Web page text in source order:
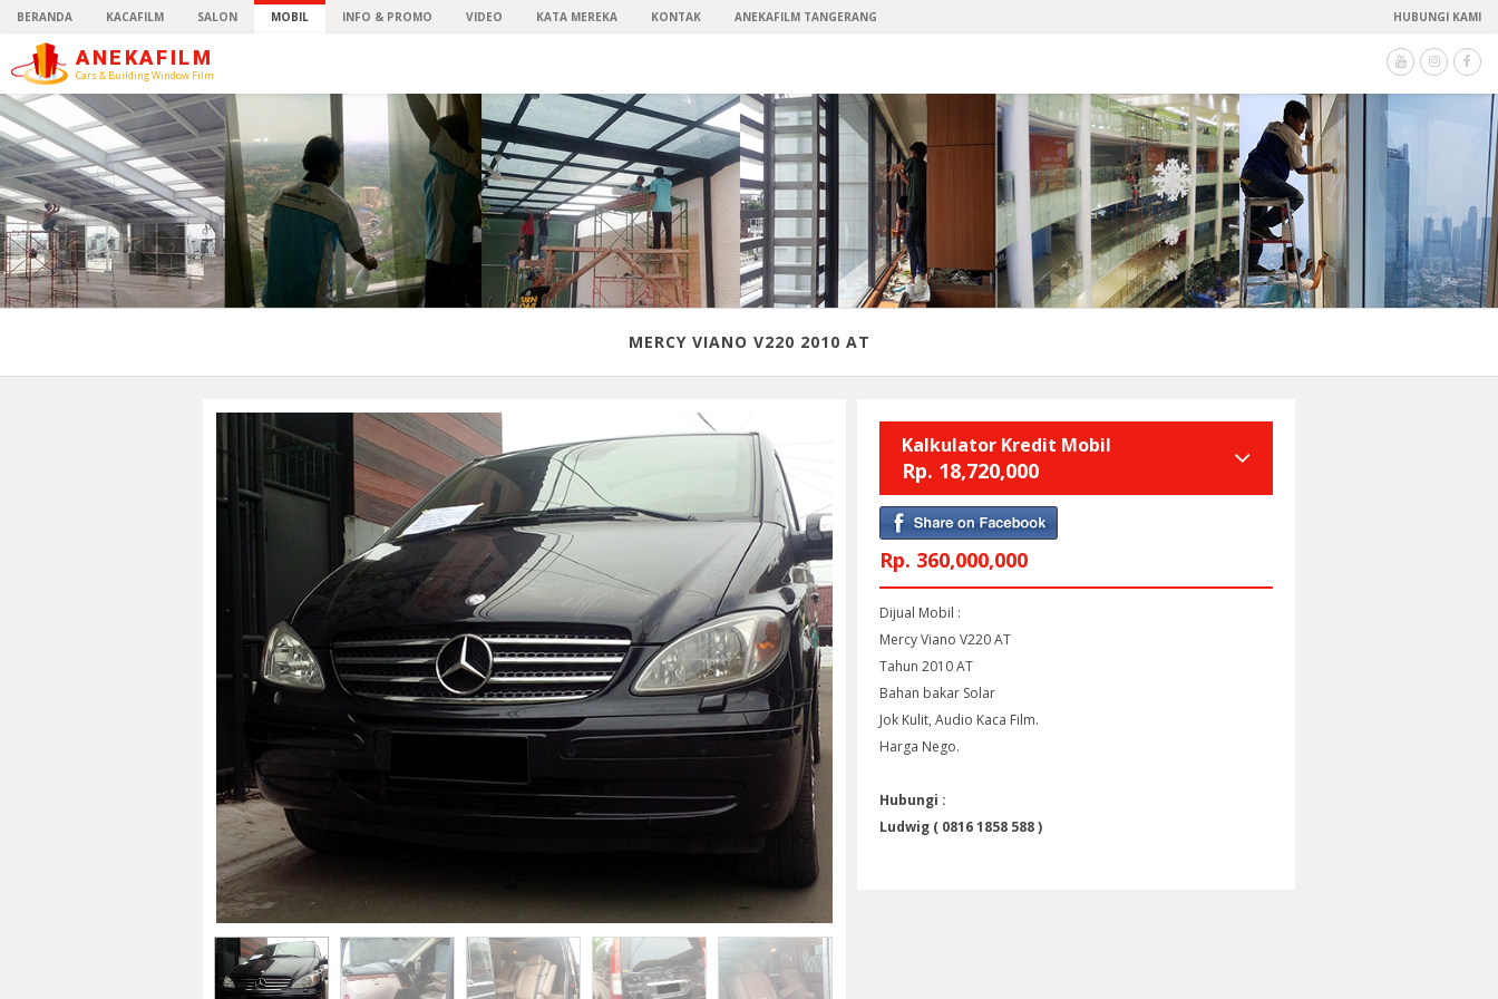
BERANDA KACAFILM SALON MOBIL INFO & PROMO VIDEO KATA MEREKA KONTAK ANEKAFILM TANGERANG HUBUNGI KAMI
ANEKAFILM
Cars & Building Window Film
MERCY VIANO V220 2010 AT
Kalkulator Kredit Mobil
Rp. 18,720,000
Rp. 360,000,000
Dijual Mobil :
Mercy Viano V220 AT
Tahun 2010 AT
Bahan bakar Solar
Jok Kulit, Audio Kaca Film.
Harga Nego.
Hubungi :
Ludwig ( 0816 1858 588 )